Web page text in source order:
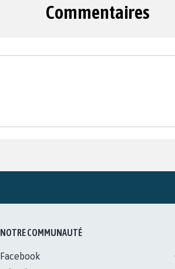
Commentaires
NOTRE COMMUNAUTÉ
Facebook